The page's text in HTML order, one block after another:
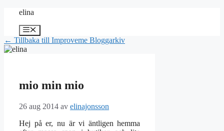
Hoppa
innehåll
elina
Meny
← Tillbaka till Improveme Bloggarkiv
mio min mio
26 aug 2014 av elinajonsson
Hej på er, nu är vi äntligen hemma